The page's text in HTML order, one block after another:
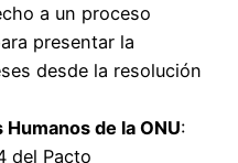
a un proceso
presentar la
desde la resolución
de la ONU:
del Pacto